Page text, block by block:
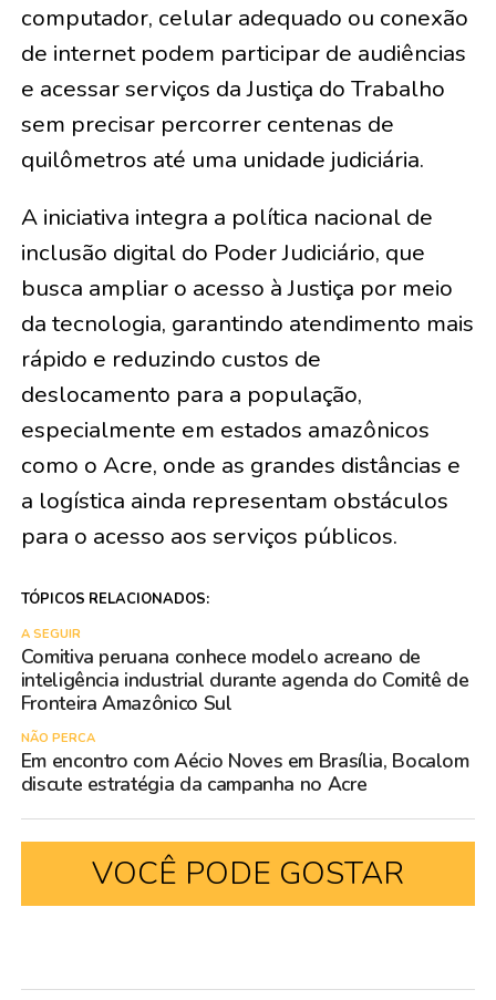
computador, celular adequado ou conexão
de internet podem participar de audiências
e acessar serviços da Justiça do Trabalho
sem precisar percorrer centenas de
quilômetros até uma unidade judiciária.
A iniciativa integra a política nacional de
inclusão digital do Poder Judiciário, que
busca ampliar o acesso à Justiça por meio
da tecnologia, garantindo atendimento mais
rápido e reduzindo custos de
deslocamento para a população,
especialmente em estados amazônicos
como o Acre, onde as grandes distâncias e
a logística ainda representam obstáculos
para o acesso aos serviços públicos.
TÓPICOS RELACIONADOS:
A SEGUIR
Comitiva peruana conhece modelo acreano de
inteligência industrial durante agenda do Comitê de
Fronteira Amazônico Sul
NÃO PERCA
Em encontro com Aécio Noves em Brasília, Bocalom
discute estratégia da campanha no Acre
VOCÊ PODE GOSTAR